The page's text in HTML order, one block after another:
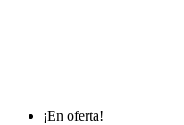
¡En oferta!